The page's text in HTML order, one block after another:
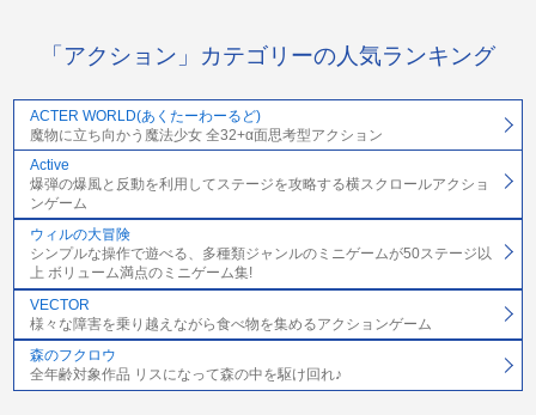
「アクション」カテゴリーの人気ランキング
ACTER WORLD(あくたーわーるど)
魔物に立ち向かう魔法少女 全32+α面思考型アクション
Active
爆弾の爆風と反動を利用してステージを攻略する横スクロールアクショ
ンゲーム
ウィルの大冒険
シンプルな操作で遊べる、多種類ジャンルのミニゲームが50ステージ以
上 ボリューム満点のミニゲーム集!
VECTOR
様々な障害を乗り越えながら食べ物を集めるアクションゲーム
森のフクロウ
全年齢対象作品 リスになって森の中を駆け回れ♪